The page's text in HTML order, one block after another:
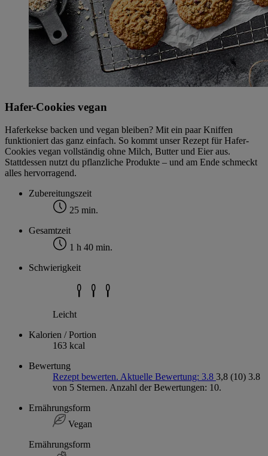
Hafer-Cookies vegan
Haferkekse backen und vegan bleiben? Mit ein paar Kniffen
funktioniert das ganz einfach. So kommt unser Rezept für Hafer-
Cookies vegan vollständig ohne Milch, Butter und Eier aus.
Stattdessen nutzt du pflanzliche Produkte – und am Ende schmeckt
alles hervorragend.
Zubereitungszeit
25 min.
Gesamtzeit
1 h 40 min.
Schwierigkeit
Leicht
Kalorien / Portion
163 kcal
Bewertung
Rezept bewerten. Aktuelle Bewertung: 3.8 3,8 (10) 3.8
von 5 Sternen. Anzahl der Bewertungen: 10.
Ernährungsform
Vegan
Ernährungsform